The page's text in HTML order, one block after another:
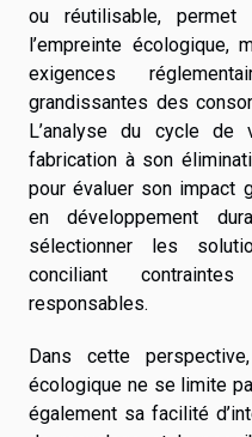
ou réutilisable,
l’empreinte écologique,
exigences
grandissantes des
L’analyse du cycle de
fabrication à son
pour évaluer son impact
en développement
sélectionner les
conciliant
responsables.
Dans cette
écologique ne se limite
également sa facilité